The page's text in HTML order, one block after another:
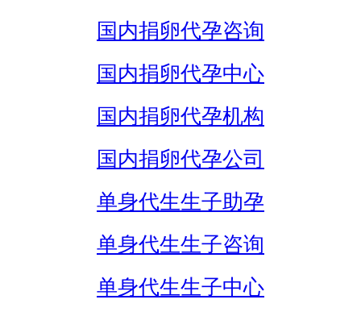
国内捐卵代孕咨询
国内捐卵代孕中心
国内捐卵代孕机构
国内捐卵代孕公司
单身代生生子助孕
单身代生生子咨询
单身代生生子中心